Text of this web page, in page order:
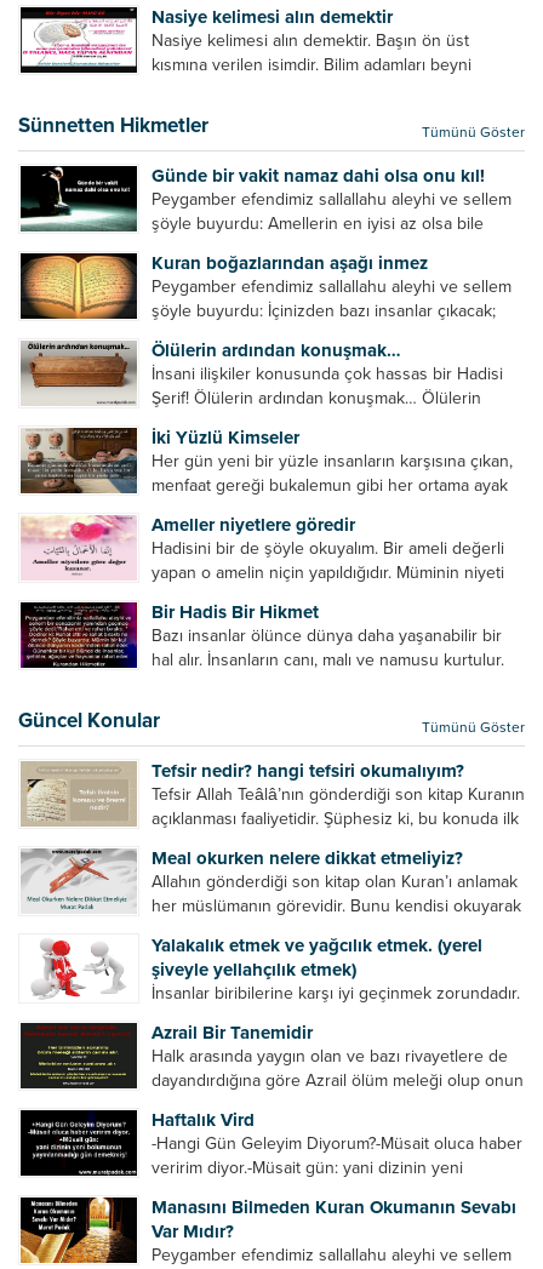
âyetlere baksın. Hayatı özetler misin sorusuna
verilebilecek en kısa ve bir o...
Nasiye kelimesi alın demektir
Nasiye kelimesi alın demektir. Başın ön üst
kısmına verilen isimdir. Bilim adamları beyni
Beynin ön kısmında bulunan bölüme ön bellek
denir. Bu kısım insan vücudunda...
Sünnetten Hikmetler Tümünü Göster
Günde bir vakit namaz dahi olsa onu kıl!
Peygamber efendimiz sallallahu aleyhi ve sellem
şöyle buyurdu: Amellerin en iyisi az olsa bile
bir yere sahiptir. Namaz kul ile Allah arasındaki bir
toplantıdır....
Kuran boğazlarından aşağı inmez
Peygamber efendimiz sallallahu aleyhi ve sellem
şöyle buyurdu: İçinizden bazı insanlar çıkacak;
küçümseyeceksiniz. Onların oruçlarını görünce
kendi oruçlarınızı küçümseyeceksiniz. Onların
amellerini görünce kendi amellerinizi
küçümseyeceksiniz. ...
Ölülerin ardından konuşmak…
İnsani ilişkiler konusunda çok hassas bir Hadisi
Şerif! Ölülerin ardından konuşmak… Ölülerin
küfretmek, sövmek, onların günah ve kusurlarını
zikretmek ölüye zarar vermez, fayda da vermez....
İki Yüzlü Kimseler
Her gün yeni bir yüzle insanların karşısına çıkan,
menfaat gereği bukalemun gibi her ortama ayak
insan grubudur. Müminlerin yanında mümin gibi
duran,...
Ameller niyetlere göredir
Hadisini bir de şöyle okuyalım. Bir ameli değerli
yapan o amelin niçin yapıldığıdır. Müminin niyeti
namazın hiçbir değeri yoktur. Gösteriş için
okunan ezanın hiçbir...
Bir Hadis Bir Hikmet
Bazı insanlar ölünce dünya daha yaşanabilir bir
hal alır. İnsanların canı, malı ve namusu kurtulur.
kurtulur. Ağaçlar onun zulmünden kurtulur....
Güncel Konular Tümünü Göster
Tefsir nedir? hangi tefsiri okumalıyım?
Tefsir Allah Teâlâ’nın gönderdiği son kitap Kuranın
açıklanması faaliyetidir. Şüphesiz ki, bu konuda ilk
ayetleri peygamber efendimize soruyor. O da
bunları izah ediyor/tefsir ediyordu. “Biz sana...
Meal okurken nelere dikkat etmeliyiz?
Allahın gönderdiği son kitap olan Kuran’ı anlamak
her müslümanın görevidir. Bunu kendisi okuyarak
yollarla anlamaya çalışmalıdır. Meal nedir? Arapça
bir kelime olan meal;...
Yalakalık etmek ve yağcılık etmek. (yerel
şiveyle yellahçılık etmek)
İnsanlar biribilerine karşı iyi geçinmek zorundadır.
makam gücü, nesep gücü, maddi güç, fiziki güç)
diğer insanları ezebiliyor. Normal şartlarda elinde
bu güçler...
Azrail Bir Tanemidir
Halk arasında yaygın olan ve bazı rivayetlere de
dayandırdığına göre Azrail ölüm meleği olup onun
Azrail tek başına aynı anda binlerce insanın
canını...
Haftalık Vird
-Hangi Gün Geleyim Diyorum?-Müsait oluca haber
veririm diyor.-Müsait gün: yani dizinin yeni
efendinin Haftalık Virdi HAFTALIK VİRD Pazartesi
Günü Hangi VİRD var?20:00 Star TV –...
Manasını Bilmeden Kuran Okumanın Sevabı
Var Mıdır?
Peygamber efendimiz sallallahu aleyhi ve sellem